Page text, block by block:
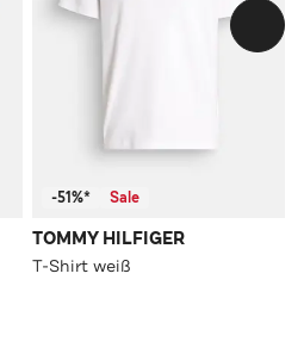
-51%* Sale
TOMMY HILFIGER
T-Shirt weiß